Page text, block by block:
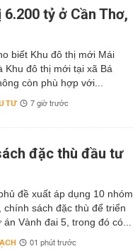
tỷ ở Cần Thơ,
biết Khu đô thị mới Mái
Khu đô thị mới tại xã Bá
còn phù hợp với...
TƯ 7 giờ trước
đặc thù đầu tư
đề xuất áp dụng 10 nhóm
chính sách đặc thù để triển
án Vành đai 5, trong đó có...
01 phút trước